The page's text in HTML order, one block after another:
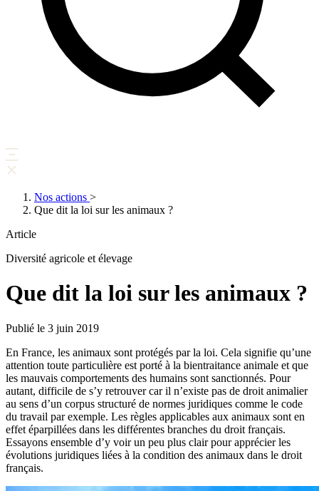
Nos actions >
Que dit la loi sur les animaux ?
Article
Diversité agricole et élevage
Que dit la loi sur les animaux ?
Publié le 3 juin 2019
En France, les animaux sont protégés par la loi. Cela signifie qu’une
attention toute particulière est porté à la bientraitance animale et que
les mauvais comportements des humains sont sanctionnés. Pour
autant, difficile de s’y retrouver car il n’existe pas de droit animalier
au sens d’un corpus structuré de normes juridiques comme le code
du travail par exemple. Les règles applicables aux animaux sont en
effet éparpillées dans les différentes branches du droit français.
Essayons ensemble d’y voir un peu plus clair pour apprécier les
évolutions juridiques liées à la condition des animaux dans le droit
français.